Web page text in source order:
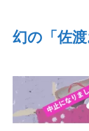
幻の「佐